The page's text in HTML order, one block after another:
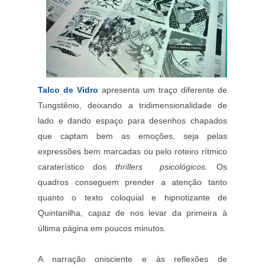
Talco de Vidro apresenta um traço diferente de
Tungstênio, deixando a tridimensionalidade de
lado e dando espaço para desenhos chapados
que captam bem as emoções, seja pelas
expressões bem marcadas ou pelo roteiro rítmico
caraterístico dos thrillers psicológicos.
Os
quadros conseguem prender a atenção tanto
quanto o texto coloquial e hipnotizante de
Quintanilha, capaz de nos levar da primeira à
última página em poucos minutos.
A narração onisciente e às reflexões de